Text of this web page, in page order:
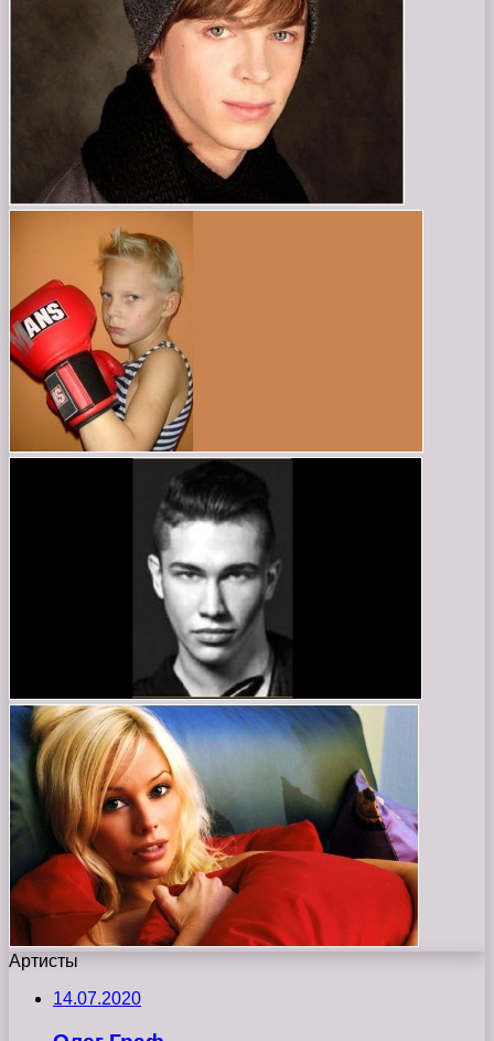
Артисты
14.07.2020